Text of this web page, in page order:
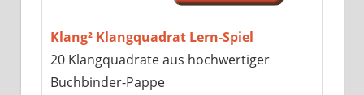
Klang² Klangquadrat Lern-Spiel
20 Klangquadrate aus hochwertiger
Buchbinder-Pappe